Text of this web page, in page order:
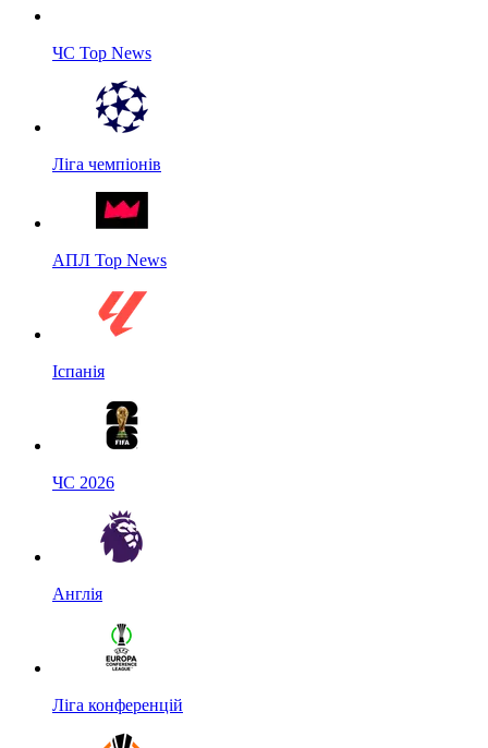
ЧС Top News
Ліга чемпіонів
АПЛ Top News
Іспанія
ЧС 2026
Англія
Ліга конференцій